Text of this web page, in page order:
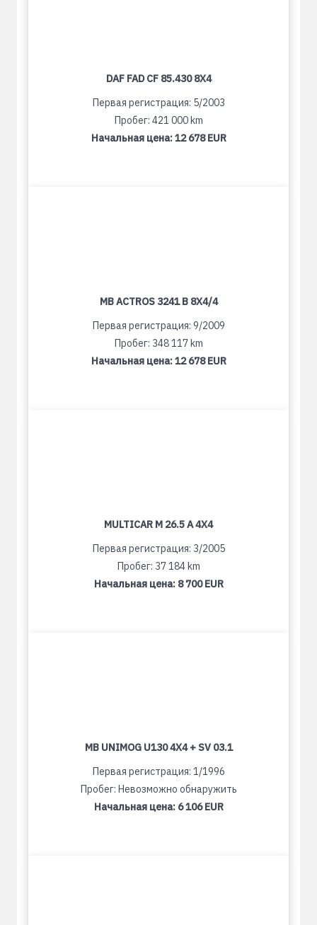
DAF FAD CF 85.430 8X4
Первая регистрация: 5/2003
Пробег: 421 000 km
Начальная цена:12 678 EUR
MB ACTROS 3241 B 8X4/4
Первая регистрация: 9/2009
Пробег: 348 117 km
Начальная цена:12 678 EUR
MULTICAR M 26.5 A 4X4
Первая регистрация: 3/2005
Пробег: 37 184 km
Начальная цена: 8 700 EUR
MB UNIMOG U130 4X4 + SV 03.1
Первая регистрация: 1/1996
Пробег: Невозможно обнаружить
Начальная цена: 6 106 EUR